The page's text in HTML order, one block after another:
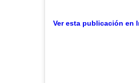
Ver esta publicación en